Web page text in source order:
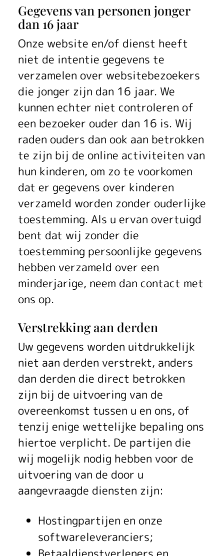
Gegevens van personen jonger
dan 16 jaar
Onze website en/of dienst heeft
niet de intentie gegevens te
verzamelen over websitebezoekers
die jonger zijn dan 16 jaar. We
kunnen echter niet controleren of
een bezoeker ouder dan 16 is. Wij
raden ouders dan ook aan betrokken
te zijn bij de online activiteiten van
hun kinderen, om zo te voorkomen
dat er gegevens over kinderen
verzameld worden zonder ouderlijke
toestemming. Als u ervan overtuigd
bent dat wij zonder die
toestemming persoonlijke gegevens
hebben verzameld over een
minderjarige, neem dan contact met
ons op.
Verstrekking aan derden
Uw gegevens worden uitdrukkelijk
niet aan derden verstrekt, anders
dan derden die direct betrokken
zijn bij de uitvoering van de
overeenkomst tussen u en ons, of
tenzij enige wettelijke bepaling ons
hiertoe verplicht. De partijen die
wij mogelijk nodig hebben voor de
uitvoering van de door u
aangevraagde diensten zijn:
Hostingpartijen en onze
softwareleveranciers;